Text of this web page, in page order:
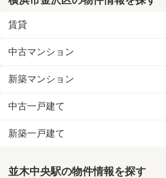
賃貸
中古マンション
新築マンション
中古一戸建て
新築一戸建て
並木中央駅の物件情報を探す